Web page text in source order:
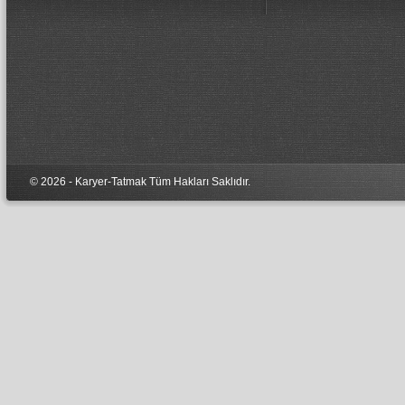
© 2026 - Karyer-Tatmak Tüm Hakları